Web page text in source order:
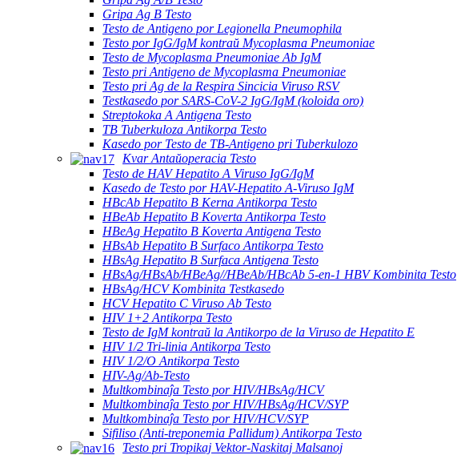
Gripa Ag B Testo
Testo de Antigeno por Legionella Pneumophila
Testo por IgG/IgM kontraŭ Mycoplasma Pneumoniae
Testo de Mycoplasma Pneumoniae Ab IgM
Testo pri Antigeno de Mycoplasma Pneumoniae
Testo pri Ag de la Respira Sincicia Viruso RSV
Testkasedo por SARS-CoV-2 IgG/IgM (koloida oro)
Streptokoka A Antigena Testo
TB Tuberkuloza Antikorpa Testo
Kasedo por Testo de TB-Antigeno pri Tuberkulozo
Kvar Antaŭoperacia Testo
Testo de HAV Hepatito A Viruso IgG/IgM
Kasedo de Testo por HAV-Hepatito A-Viruso IgM
HBcAb Hepatito B Kerna Antikorpa Testo
HBeAb Hepatito B Koverta Antikorpa Testo
HBeAg Hepatito B Koverta Antigena Testo
HBsAb Hepatito B Surfaco Antikorpa Testo
HBsAg Hepatito B Surfaca Antigena Testo
HBsAg/HBsAb/HBeAg//HBeAb/HBcAb 5-en-1 HBV Kombinita Testo
HBsAg/HCV Kombinita Testkasedo
HCV Hepatito C Viruso Ab Testo
HIV 1+2 Antikorpa Testo
Testo de IgM kontraŭ la Antikorpo de la Viruso de Hepatito E
HIV 1/2 Tri-linia Antikorpa Testo
HIV 1/2/O Antikorpa Testo
HIV-Ag/Ab-Testo
Multkombinaĵa Testo por HIV/HBsAg/HCV
Multkombinaĵa Testo por HIV/HBsAg/HCV/SYP
Multkombinaĵa Testo por HIV/HCV/SYP
Sifiliso (Anti-treponemia Pallidum) Antikorpa Testo
Testo pri Tropikaj Vektor-Naskitaj Malsanoj